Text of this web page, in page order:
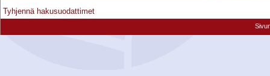
Tyhjennä hakusuodattimet